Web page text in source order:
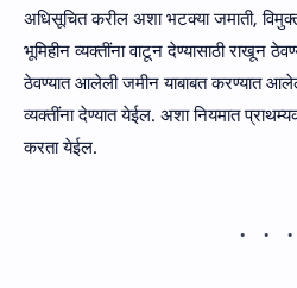
अधिसूचित करील अशा भटक्या जमाती, विमुक्त
भूमिहीन व्यक्तींना वाटून देण्यासाठी राखून
ठेवण्यात आलेली जमीन याबाबत करण्यात
व्यक्तींना देण्यात येईल. अशा नियमात
करता येईल.